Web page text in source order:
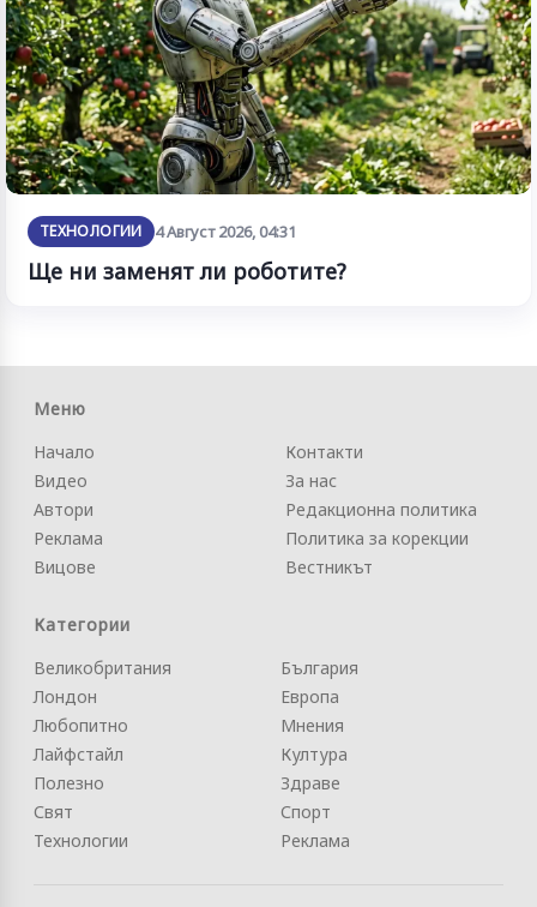
ТЕХНОЛОГИИ 4 Август 2026, 04:31
Ще ни заменят ли роботите?
Меню
Начало
Видео
Автори
Реклама
Вицове
Контакти
За нас
Редакционна политика
Политика за корекции
Вестникът
Категории
Великобритания
Лондон
Любопитно
Лайфстайл
Полезно
Свят
Технологии
България
Европа
Мнения
Култура
Здраве
Спорт
Реклама